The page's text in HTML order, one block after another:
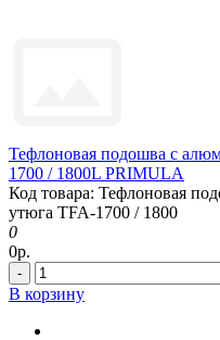
Тефлоновая подошва с
1700 / 1800L PRIMULA
Код товара: Тефлоновая
утюга TFA-1700 / 1800
0
0р.
-
В корзину